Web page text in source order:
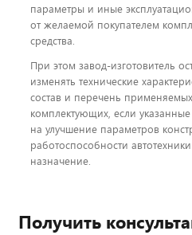
параметры и иные
от желаемой покупателем
средства.
При этом завод-изготовитель
изменять технические
состав и перечень
комплектующих, если
на улучшение параметров
работоспособности
назначение.
Получить